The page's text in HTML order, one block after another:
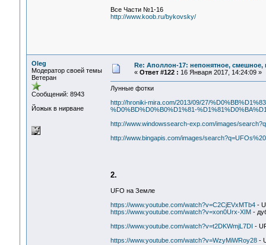
Все Части №1-16
http://www.koob.ru/bykovsky/
Oleg
Модератор своей темы
Ветеран
Сообщений: 8943
Йожык в нирване
Re: Аполлон-17: непонятное, смешное,
« Ответ #122 : 16 Января 2017, 14:24:09 »
Лунные фотки
http://hroniki-mira.com/2013/09/27/
%D0%BD%D0%B0%D1%81-
http://www.windowssearch-exp.com/images/
http://www.bingapis.com/images/
2.
UFO на Земле
https://www.youtube.com/watch?v=C2CjEVxMTb4-
https://www.youtube.com/watch?v=xon0Urx-XIM -
https://www.youtube.com/watch?v=t2DKWmjL7DI -
https://www.youtube.com/watch?v=WzyMiWRoy28-